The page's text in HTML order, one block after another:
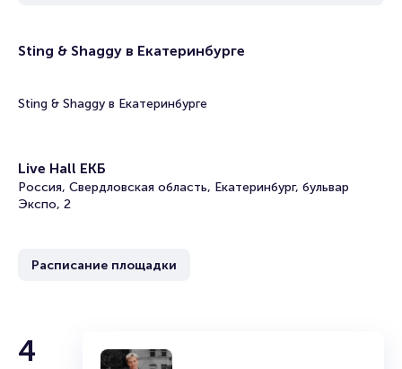
Sting & Shaggy в Екатеринбурге
Sting & Shaggy в Екатеринбурге
Live Hall ЕКБ
Россия, Свердловская область, Екатеринбург, бульвар
Экспо, 2
Расписание площадки
4